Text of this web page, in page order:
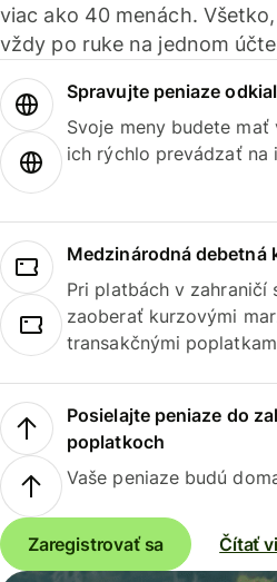
viac ako 40 menách.
vždy po ruke na jednom
Spravujte peniaze
Svoje meny budete
ich rýchlo prevádzať na
Medzinárodná debetná
Pri platbách v zahraničí
zaoberať kurzovými
transakčnými
Posielajte peniaze do
poplatkoch
Vaše peniaze budú
Zaregistrovať sa Čítať